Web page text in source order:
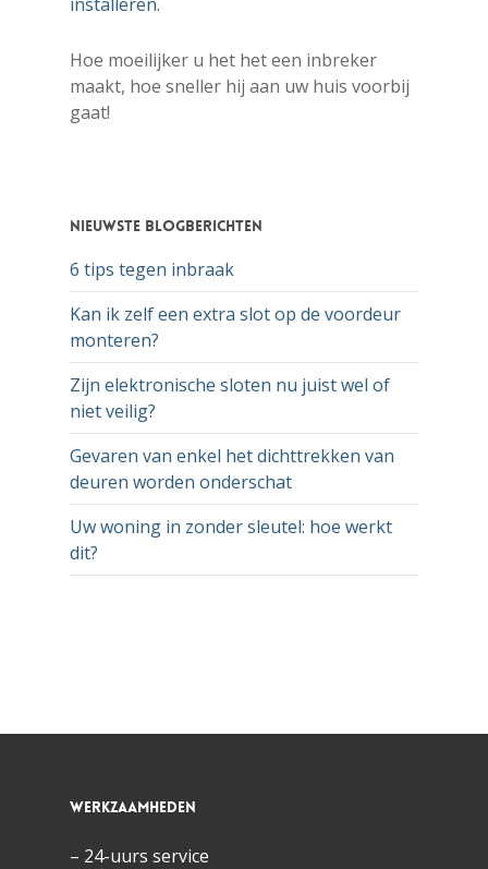
Hoe moeilijker u het het een inbreker
maakt, hoe sneller hij aan uw huis voorbij
gaat!
Nieuwste blogberichten
6 tips tegen inbraak
Kan ik zelf een extra slot op de voordeur
monteren?
Zijn elektronische sloten nu juist wel of
niet veilig?
Gevaren van enkel het dichttrekken van
deuren worden onderschat
Uw woning in zonder sleutel: hoe werkt
dit?
Werkzaamheden
– 24-uurs service